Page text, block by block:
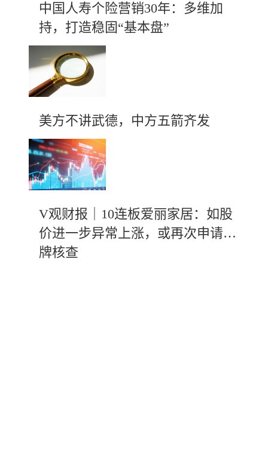
中国人寿个险营销30年：多维加
持，打造稳固“基本盘”
美方不讲武德，中方五箭齐发
V观财报｜10连板爱丽家居：如股
价进一步异常上涨，或再次申请停
牌核查